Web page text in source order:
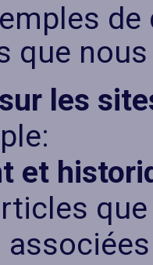
que
les
et